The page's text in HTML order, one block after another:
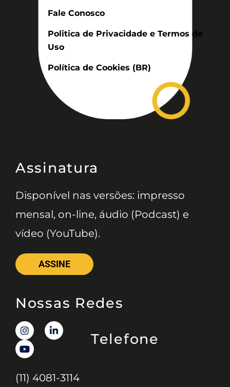
Fale Conosco
Politica de Privacidade e Termos de
Uso
Política de Cookies (BR)
Assinatura
Disponível nas versões: impresso
mensal, on-line, áudio (Podcast) e
vídeo (YouTube).
ASSINE
Nossas Redes
Telefone
(11) 4081-3114